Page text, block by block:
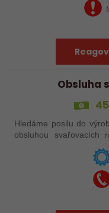
Obsluha
Hledáme posilu do
obsluhou svařovacích
strojním anebo i